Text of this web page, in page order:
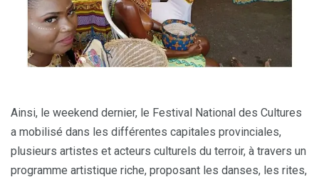
Ainsi, le weekend dernier, le Festival National des Cultures
a mobilisé dans les différentes capitales provinciales,
plusieurs artistes et acteurs culturels du terroir, à travers un
programme artistique riche, proposant les danses, les rites,